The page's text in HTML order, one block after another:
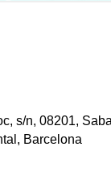
s/n, 08201,
Barcelona